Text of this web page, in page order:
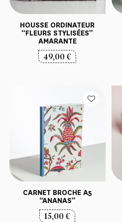
HOUSSE ORDINATEUR
“FLEURS STYLISÉES”
AMARANTE
49,00€
CARNET BROCHE A5
“ANANAS”
15,00€